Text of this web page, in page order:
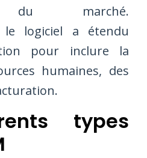
du marché.
le logiciel a étendu
pour inclure la
humaines, des
types